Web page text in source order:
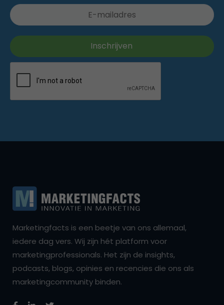
Marketingfacts is een beetje van ons allemaal,
iedere dag vers. Wij zijn hét platform voor
marketingprofessionals. Het zijn de insights,
podcasts, blogs, opinies en recencies die ons als
marketingcommunity binden.